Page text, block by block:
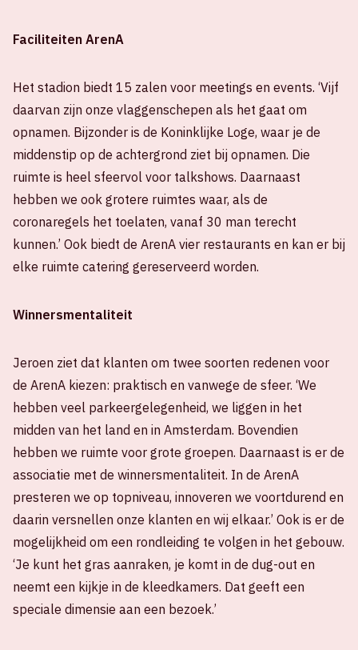
Faciliteiten ArenA
Het stadion biedt 15 zalen voor meetings en events. ‘Vijf
daarvan zijn onze vlaggenschepen als het gaat om
opnamen. Bijzonder is de Koninklijke Loge, waar je de
middenstip op de achtergrond ziet bij opnamen. Die
ruimte is heel sfeervol voor talkshows. Daarnaast
hebben we ook grotere ruimtes waar, als de
coronaregels het toelaten, vanaf 30 man terecht
kunnen.’ Ook biedt de ArenA vier restaurants en kan er bij
elke ruimte catering gereserveerd worden.
Winnersmentaliteit
Jeroen ziet dat klanten om twee soorten redenen voor
de ArenA kiezen: praktisch en vanwege de sfeer. ‘We
hebben veel parkeergelegenheid, we liggen in het
midden van het land en in Amsterdam. Bovendien
hebben we ruimte voor grote groepen. Daarnaast is er de
associatie met de winnersmentaliteit. In de ArenA
presteren we op topniveau, innoveren we voortdurend en
daarin versnellen onze klanten en wij elkaar.’ Ook is er de
mogelijkheid om een rondleiding te volgen in het gebouw.
‘Je kunt het gras aanraken, je komt in de dug-out en
neemt een kijkje in de kleedkamers. Dat geeft een
speciale dimensie aan een bezoek.’